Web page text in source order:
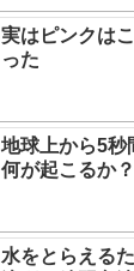
実はピンクは
った
地球上から5秒
何が起こるか？
水をとらえる